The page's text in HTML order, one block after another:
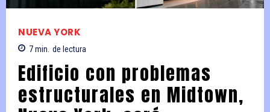
NUEVA YORK
7min. de lectura
Edificio con problemas
estructurales en Midtown,